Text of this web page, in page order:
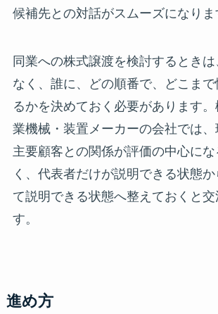
候補先との対話がスムーズになりま
同業への株式譲渡を検討するとき
なく、誰に、どの順番で、どこま
るかを決めておく必要があります
業機械・装置メーカーの会社では
主要顧客との関係が評価の中心にな
く、代表者だけが説明できる状態
て説明できる状態へ整えておくと交
す。
進め方